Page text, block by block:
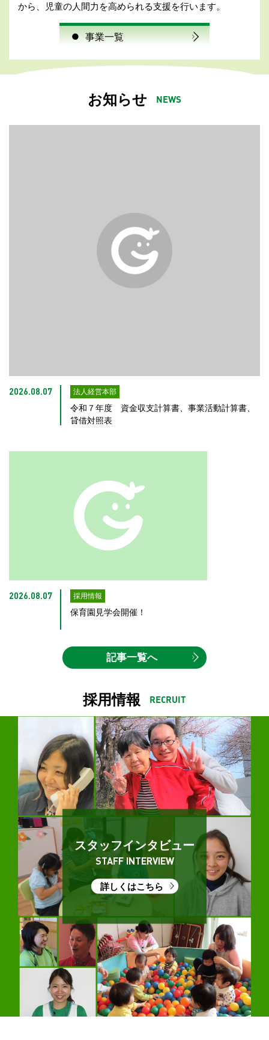
から、児童の人間力を高められる支援を行います。
● 事業一覧
お知らせ NEWS
2026.08.07 法人経営本部
令和７年度 資金収支計算書、事業活動計算書、
貸借対照表
2026.08.07 採用情報
保育園見学会開催！
記事一覧へ
採用情報 RECRUIT
スタッフインタビュー
STAFF INTERVIEW
詳しくはこちら